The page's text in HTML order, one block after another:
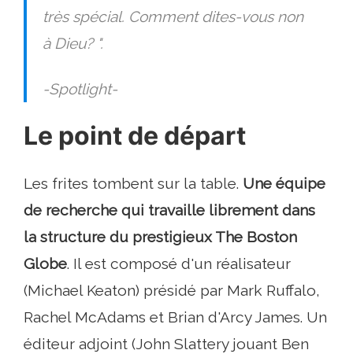
très spécial. Comment dites-vous non
à Dieu? ".
-Spotlight-
Le point de départ
Les frites tombent sur la table. Une équipe
de recherche qui travaille librement dans
la structure du prestigieux The Boston
Globe. Il est composé d'un réalisateur
(Michael Keaton) présidé par Mark Ruffalo,
Rachel McAdams et Brian d'Arcy James. Un
éditeur adjoint (John Slattery jouant Ben